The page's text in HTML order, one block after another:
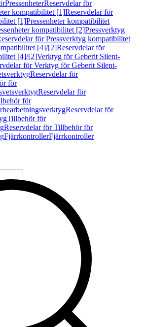
PressenheterReservdelar för
kompatibilitet [1]Reservdelar för
[1]Pressenheter kompatibilitet
kompatibilitet [2]Pressverktyg
för Pressverktyg kompatibilitet
[4]/[2]Reservdelar för
[4]/[2]Verktyg för Geberit Silent-
för Verktyg för Geberit Silent-
Reservdelar för
för
Reservdelar för
för
Reservdelar för
Tillbehör för
Reservdelar för Tillbehör för
FjärrkontrollerFjärrkontroller